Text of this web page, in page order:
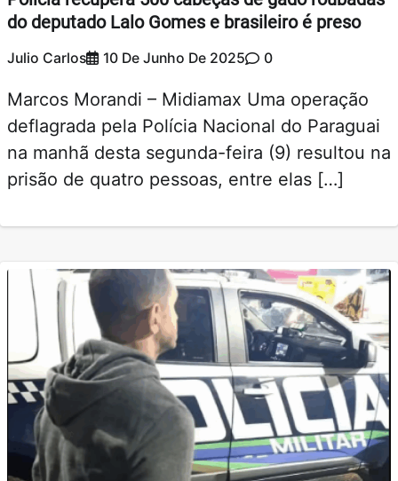
do deputado Lalo Gomes e brasileiro é preso
Julio Carlos 10 De Junho De 2025 0
Marcos Morandi – Midiamax Uma operação
deflagrada pela Polícia Nacional do Paraguai
na manhã desta segunda-feira (9) resultou na
prisão de quatro pessoas, entre elas […]